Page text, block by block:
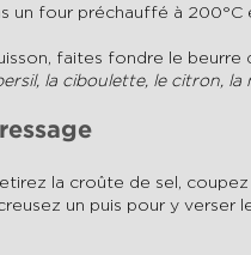
un four préchauffé à
faites fondre le
la ciboulette, le citron, la
la croûte de sel, coupez
un puis pour y verser